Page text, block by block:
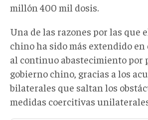
millón 400 mil dosis.
Una de las razones por las que
chino ha sido más extendido en
al continuo abastecimiento por
gobierno chino, gracias a los
bilaterales que saltan los
medidas coercitivas